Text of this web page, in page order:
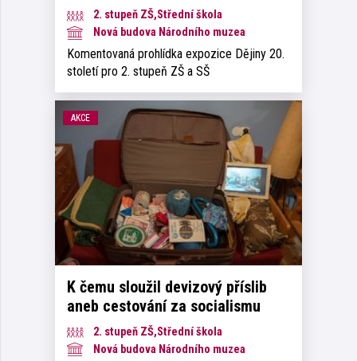
2. stupeň ZŠ,Střední škola
Nová budova Národního muzea
Komentovaná prohlídka expozice Dějiny 20.
století pro 2. stupeň ZŠ a SŠ
AKCE
K čemu sloužil devizový příslib
aneb cestování za socialismu
2. stupeň ZŠ,Střední škola
Nová budova Národního muzea